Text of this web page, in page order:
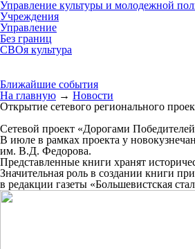
Управление культуры и молодежной
Учреждения
Управление
Без границ
СВОя культура
Ближайшие события
На главную → Новости
Открытие сетевого регионального
Сетевой проект «Дорогами
В июле в рамках проекта у
им. В.Д. Федорова.
Представленные книги хранят
Значительная роль в создании книги
в редакции газеты «Большевистская